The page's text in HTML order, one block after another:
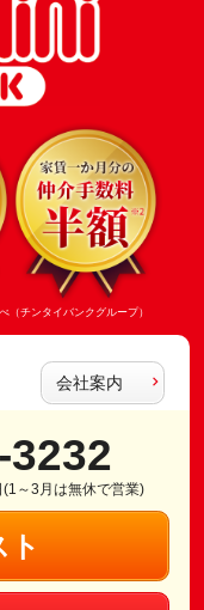
チンタイバンクグループ）
会社案内
3232
～3月は無休で営業)
ト